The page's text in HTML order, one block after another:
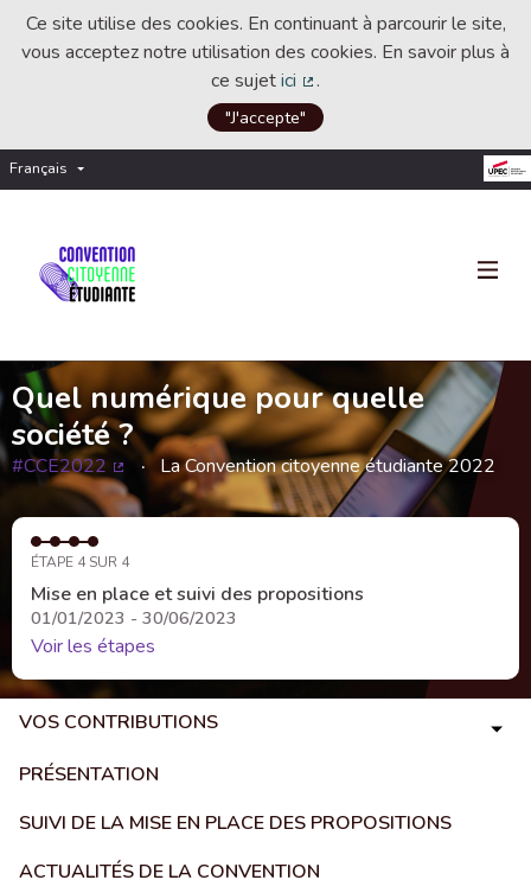
Ce site utilise des cookies. En continuant à parcourir le site,
vous acceptez notre utilisation des cookies. En savoir plus à
ce sujetici
(Lien externe)
.
"J'accepte"
Français Choisir la langue
Quel numérique pour quelle
société ?
#CCE2022
(Lien externe)
La Convention citoyenne étudiante 2022
ÉTAPE 4 SUR 4
Mise en place et suivi des propositions
01/01/2023 - 30/06/2023
Voir les étapes
VOS CONTRIBUTIONS
PRÉSENTATION
SUIVI DE LA MISE EN PLACE DES PROPOSITIONS
ACTUALITÉS DE LA CONVENTION